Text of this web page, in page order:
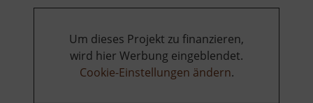
Nejdku
Um dieses Projekt zu finanzieren,
wird hier Werbung eingeblendet.
Cookie-Einstellungen ändern.